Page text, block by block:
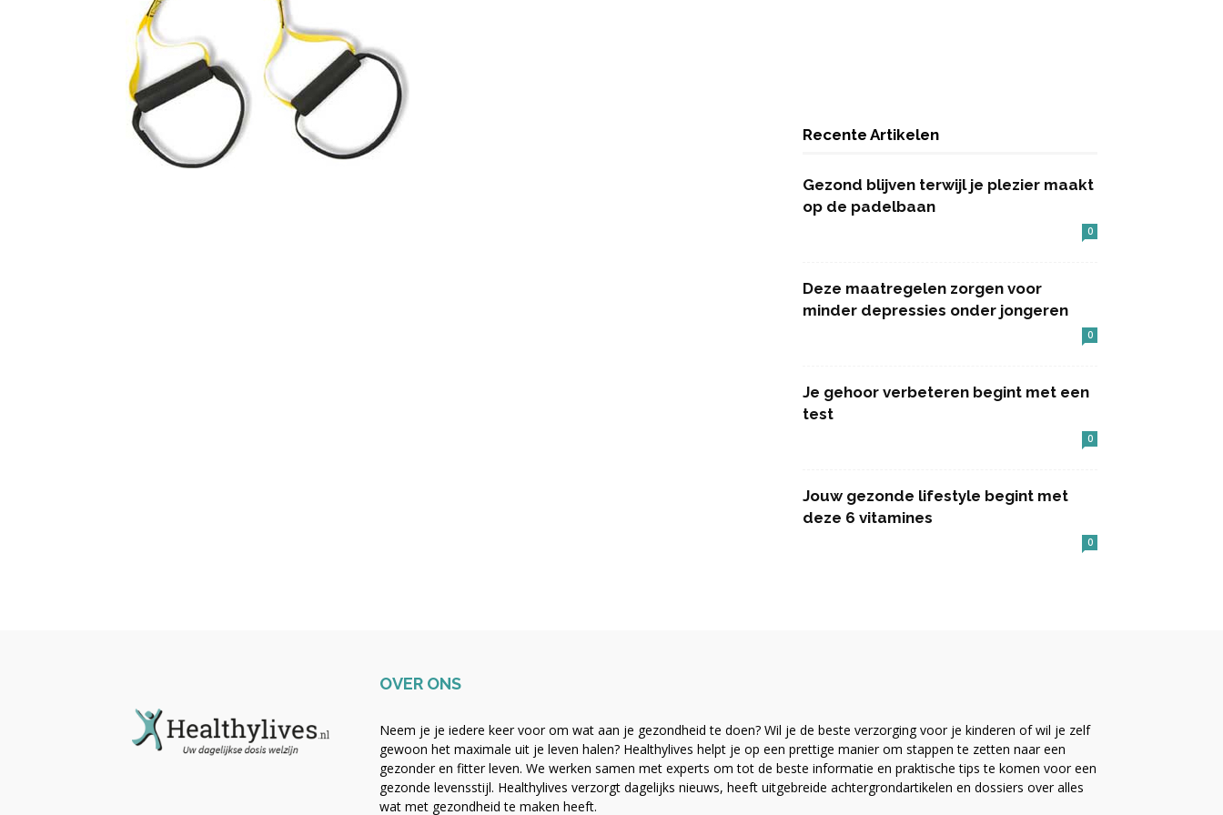
Recente Artikelen
Gezond blijven terwijl je plezier maakt
op de padelbaan
0
Deze maatregelen zorgen voor
minder depressies onder jongeren
0
Je gehoor verbeteren begint met een
test
0
Jouw gezonde lifestyle begint met
deze 6 vitamines
0
OVER ONS
Neem je je iedere keer voor om wat aan je gezondheid te doen? Wil je de beste verzorging voor je kinderen of wil je zelf
gewoon het maximale uit je leven halen? Healthylives helpt je op een prettige manier om stappen te zetten naar een
gezonder en fitter leven. We werken samen met experts om tot de beste informatie en praktische tips te komen voor een
gezonde levensstijl. Healthylives verzorgt dagelijks nieuws, heeft uitgebreide achtergrondartikelen en dossiers over alles
wat met gezondheid te maken heeft.